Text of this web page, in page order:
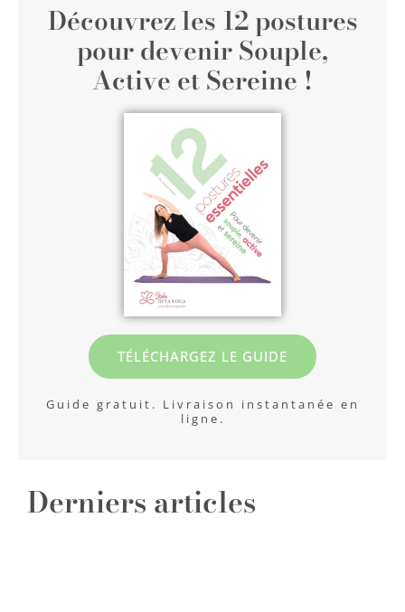
Découvrez les 12 postures
pour devenir Souple,
Active et Sereine !
TÉLÉCHARGEZ LE GUIDE
Guide gratuit. Livraison instantanée en
ligne.
Derniers articles